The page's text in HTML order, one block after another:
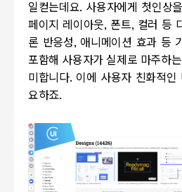
일컫는데요. 사용자에게 첫인상
페이지 레이아웃, 폰트, 컬러 등
론 반응성, 애니메이션 효과 등
포함해 사용자가 실제로 마주하
미합니다. 이에 사용자 친화적인
요하죠.